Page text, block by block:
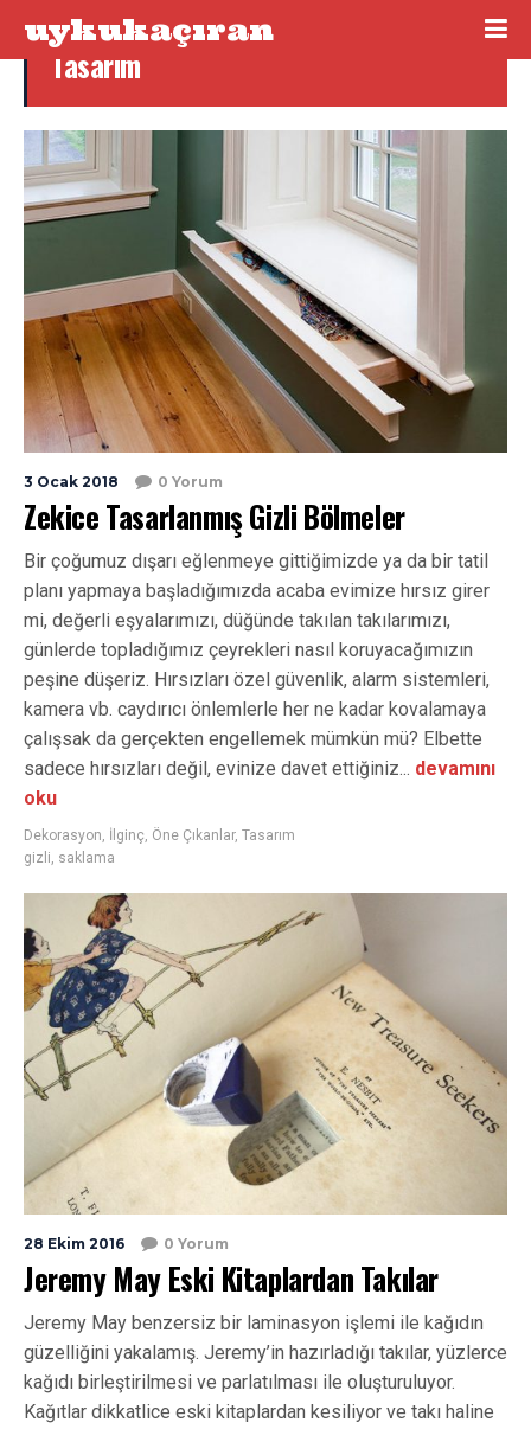
uykukaçıran
Tasarım
3 Ocak 2018 0 Yorum
Zekice Tasarlanmış Gizli Bölmeler
Bir çoğumuz dışarı eğlenmeye gittiğimizde ya da bir tatil
planı yapmaya başladığımızda acaba evimize hırsız girer
mi, değerli eşyalarımızı, düğünde takılan takılarımızı,
günlerde topladığımız çeyrekleri nasıl koruyacağımızın
peşine düşeriz. Hırsızları özel güvenlik, alarm sistemleri,
kamera vb. caydırıcı önlemlerle her ne kadar kovalamaya
çalışsak da gerçekten engellemek mümkün mü? Elbette
sadece hırsızları değil, evinize davet ettiğiniz... devamını
oku
Dekorasyon İlginç Öne Çıkanlar, Tasarım
gizli saklama
28 Ekim 2016 0 Yorum
Jeremy May Eski Kitaplardan Takılar
Jeremy May benzersiz bir laminasyon işlemi ile kağıdın
güzelliğini yakalamış. Jeremy’in hazırladığı takılar, yüzlerce
kağıdı birleştirilmesi ve parlatılması ile oluşturuluyor.
Kağıtlar dikkatlice eski kitaplardan kesiliyor ve takı haline